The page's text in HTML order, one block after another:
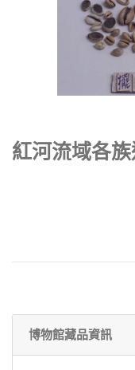
紅河流域各族
博物館藏品資訊